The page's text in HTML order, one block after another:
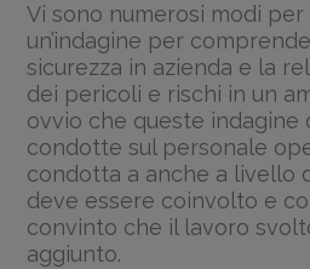
Vi sono numerosi modi
un’indagine per
sicurezza in azienda e la
dei pericoli e rischi in un
ovvio che queste indagine
condotte sul personale
condotta a anche a livello
deve essere coinvolto e
convinto che il lavoro
aggiunto.